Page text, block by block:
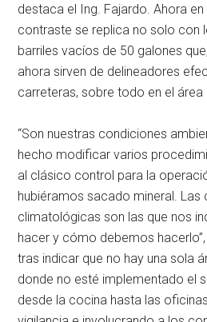
destaca el Ing. Fajardo. Ahora en
contraste se replica no solo con
barriles vacíos de 50 galones
ahora sirven de delineadores
carreteras, sobre todo en el área
“Son nuestras condiciones
hecho modificar varios
al clásico control para la
hubiéramos sacado mineral. Las
climatológicas son las que nos
hacer y cómo debemos
tras indicar que no hay una sola
donde no esté implementado el
desde la cocina hasta las